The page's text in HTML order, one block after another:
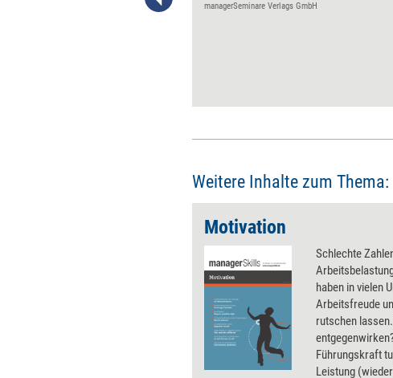
managerSeminare Verlags GmbH
Weitere Inhalte zum Thema:
Motivation
Schlechte
haben in vielen
Arbeitsfreude
rutschen
Führungskraft
Leistung